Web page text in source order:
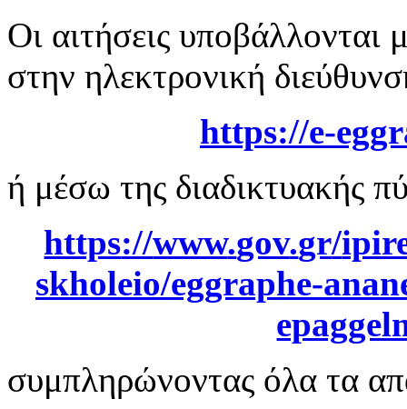
Οι αιτήσεις
στην ηλεκτρονική
https://e-
ή μέσω της διαδικτυακής
https://www.gov.gr/
skholeio/eggraphe-
συμπληρώνοντας όλα τα